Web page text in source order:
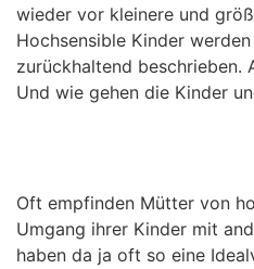
wieder vor kleinere und
Hochsensible Kinder
zurückhaltend beschrieben.
Und wie gehen die Kinder
Oft empfinden Mütter von
Umgang ihrer Kinder mit
haben da ja oft so eine